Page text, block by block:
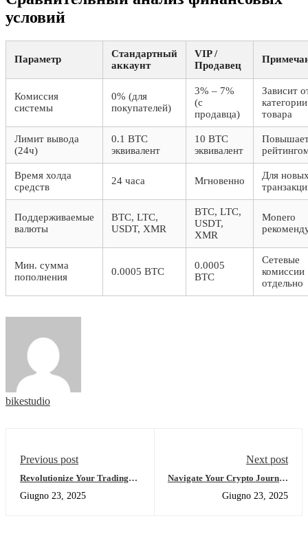
условий
Параметр
Стандартный
аккаунт
VIP /
Продавец
Комиссия
системы
0% (для
покупателей)
3% – 7%
(с
продавца)
Зависит
категории
товара
Лимит вывода
(24ч)
0.1 BTC
эквивалент
10 BTC
эквивалент
Время холда
средств
24 часа Мгновенно
Для
Поддерживаемые
валюты
BTC, LTC,
USDT, XMR
BTC, LTC,
USDT,
XMR
Monero
Мин. сумма
пополнения
0.0005 BTC
0.0005
BTC
Сетевые
комиссии
отдельно
bikestudio
Previous post
Revolutionize Your Trading
Giugno 23, 2025
Next post
Navigate Your Crypto Journey
Giugno 23, 2025